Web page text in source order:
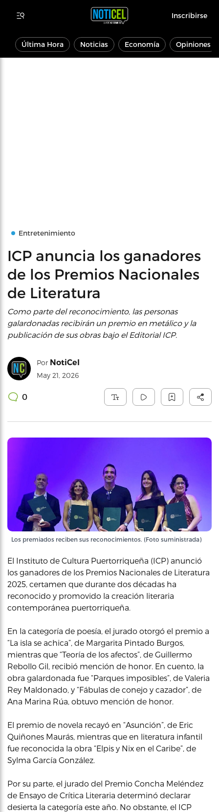
Inscribirse
Última Hora Noticias Economía Opiniones
Entretenimiento
ICP anuncia los ganadores
de los Premios Nacionales
de Literatura
Como parte del reconocimiento, las personas
galardonadas recibirán un premio en metálico y la
publicación de sus obras bajo el Editorial ICP.
Por NotiCel
May 21, 2026
0
Los premiados reciben sus reconocimientos. (Foto suministrada)
El Instituto de Cultura Puertorriqueña (ICP) anunció
los ganadores de los Premios Nacionales de Literatura
2025, certamen que durante dos décadas ha
reconocido y promovido la creación literaria
contemporánea puertorriqueña.
En la categoría de poesía, el jurado otorgó el premio a
“La isla se achica”, de Margarita Pintado Burgos,
mientras que “Teoría de los afectos”, de Guillermo
Rebollo Gil, recibió mención de honor. En cuento, la
obra galardonada fue “Parques imposibles”, de Valeria
Rey Maldonado, y “Fábulas de conejo y cazador”, de
Ana Marina Rúa, obtuvo mención de honor.
El premio de novela recayó en “Asunción”, de Eric
Quiñones Maurás, mientras que en literatura infantil
fue reconocida la obra “Elpis y Nix en el Caribe”, de
Sylma García González.
Por su parte, el jurado del Premio Concha Meléndez
de Ensayo de Crítica Literaria determinó declarar
desierta la categoría este año. No obstante, el ICP